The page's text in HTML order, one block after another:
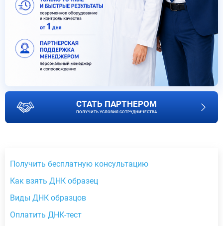
СТАТЬ ПАРТНЕРОМ
ПОЛУЧИТЬ УСЛОВИЯ СОТРУДНИЧЕСТВА
Получить бесплатную консультацию
Как взять ДНК образец
Виды ДНК образцов
Оплатить ДНК-тест